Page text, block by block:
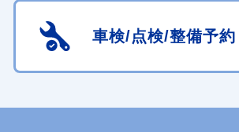
車検/点検/整備予約